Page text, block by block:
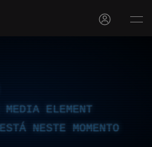
MEDIA ELEMENT
NESTE MOMENTO